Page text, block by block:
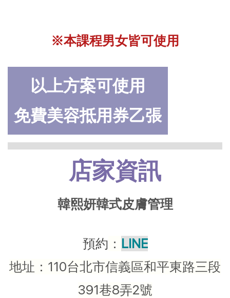
※本課程男女皆可使用
以上方案可使用
免費美容抵用券乙張
店家資訊
韓熙妍韓式皮膚管理
預約 ： LINE
地址：110台北市信義區和平東路三段
391巷8弄2號